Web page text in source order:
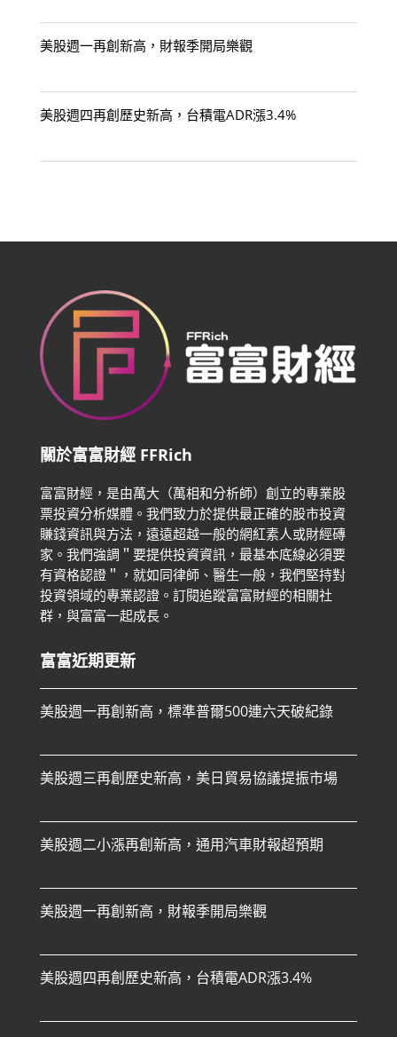
美股週一再創新高，財報季開局樂觀
美股週四再創歷史新高，台積電ADR漲3.4%
關於富富財經 FFRich
富富財經，是由萬大（萬相和分析師）創立的專業股
票投資分析媒體。我們致力於提供最正確的股市投資
賺錢資訊與方法，遠遠超越一般的網紅素人或財經磚
家。 我們強調＂要提供投資資訊，最基本底線必須要
有資格認證＂，就如同律師、醫生一般，我們堅持對
投資領域的專業認證。 訂閱追蹤富富財經的相關社
群，與富富一起成長。
富富近期更新
美股週一再創新高，標準普爾500連六天破紀錄
美股週三再創歷史新高，美日貿易協議提振市場
美股週二小漲再創新高，通用汽車財報超預期
美股週一再創新高，財報季開局樂觀
美股週四再創歷史新高，台積電ADR漲3.4%